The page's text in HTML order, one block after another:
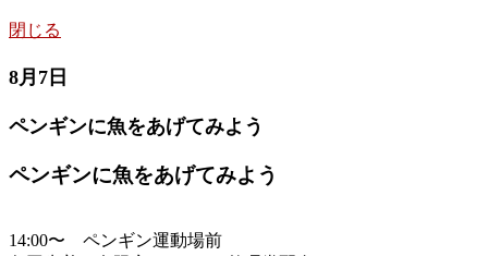
閉じる
8月7日
ペンギンに魚をあげてみよう
ペンギンに魚をあげてみよう
14:00〜 ペンギン運動場前